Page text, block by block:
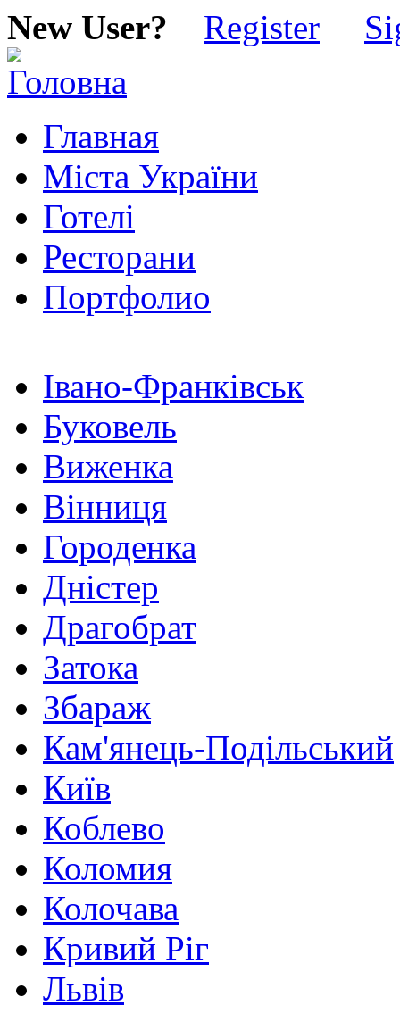
New User? Register
Главная
Міста України
Готелі
Ресторани
Портфолио
Івано-Франківськ
Буковель
Виженка
Вінниця
Городенка
Дністер
Драгобрат
Затока
Збараж
Кам'янець-Подільський
Київ
Коблево
Коломия
Колочава
Кривий Ріг
Львів